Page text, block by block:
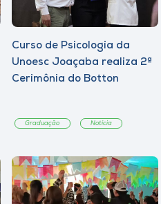
Curso de Psicologia da
Unoesc Joaçaba realiza 2ª
Cerimônia do Botton
Graduação Notícia